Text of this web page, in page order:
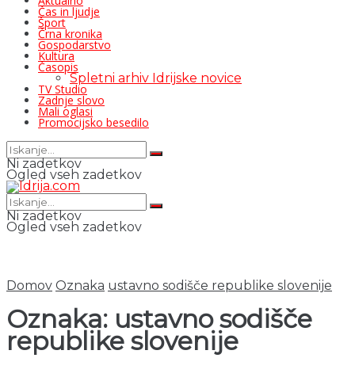
Čas in ljudje
Šport
Črna kronika
Gospodarstvo
Kultura
Časopis
Spletni arhiv Idrijske novice
TV Studio
Zadnje slovo
Mali oglasi
Promocijsko besedilo
Ni zadetkov
Ogled vseh zadetkov
Ni zadetkov
Ogled vseh zadetkov
Domov Oznaka ustavno sodišče republike slovenije
Oznaka: ustavno sodišče
republike slovenije